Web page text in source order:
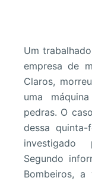
Um
empresa de
Claros,
uma
pedras. O
dessa
Segundo
Bombeiros,